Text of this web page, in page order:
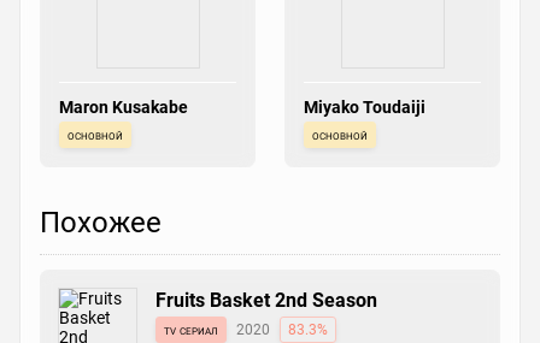
Maron Kusakabe
основной
Miyako Toudaiji
основной
Похожее
Fruits Basket 2nd Season
tv сериал 2020 83.3%